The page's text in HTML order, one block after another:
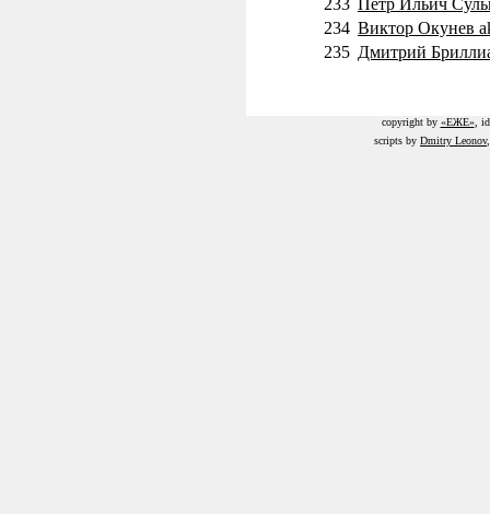
233 Петр Ильич
234 Виктор Окунев
235 Дмитрий
copyright by «ЕЖЕ»,
scripts by Dmitry Leonov